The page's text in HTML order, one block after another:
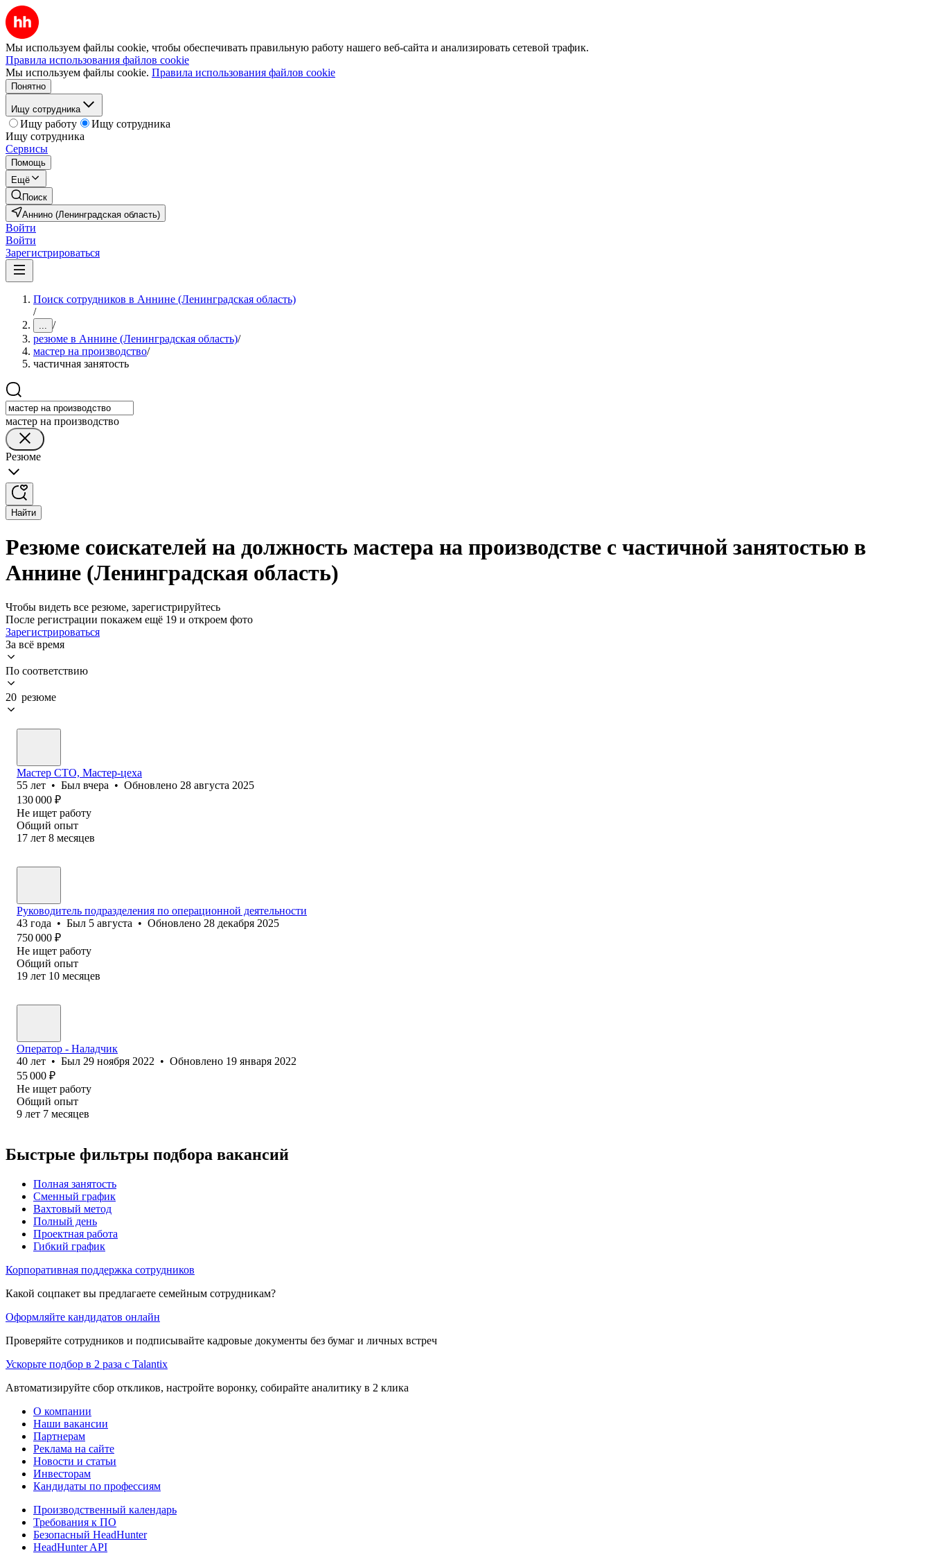
Мы используем файлы cookie, чтобы обеспечивать правильную работу нашего веб-сайта и анализировать сетевой трафик.
Правила использования файлов cookie
Мы используем файлы cookie. Правила использования файлов cookie
Понятно
Ищу сотрудника
Ищу работу
Ищу сотрудника
Ищу сотрудника
Сервисы
Помощь
Ещё
Поиск
Аннино (Ленинградская область)
Войти
Войти
Зарегистрироваться
Поиск сотрудников в Аннине (Ленинградская область)
/
... /
резюме в Аннине (Ленинградская область)/
мастер на производство/
частичная занятость
мастер на производство
Резюме
Найти
Резюме соискателей на должность мастера на производстве с частичной занятостью в
Аннине (Ленинградская область)
Чтобы видеть все резюме, зарегистрируйтесь
После регистрации покажем ещё 19 и откроем фото
Зарегистрироваться
За всё время
По соответствию
20 резюме
Мастер СТО, Мастер-цеха
55 лет • Был вчера • Обновлено 28 августа 2025
130 000 ₽
Не ищет работу
Общий опыт
17 лет 8 месяцев
Руководитель подразделения по операционной деятельности
43 года • Был 5 августа • Обновлено 28 декабря 2025
750 000 ₽
Не ищет работу
Общий опыт
19 лет 10 месяцев
Оператор - Наладчик
40 лет • Был 29 ноября 2022 • Обновлено 19 января 2022
55 000 ₽
Не ищет работу
Общий опыт
9 лет 7 месяцев
Быстрые фильтры подбора вакансий
Полная занятость
Сменный график
Вахтовый метод
Полный день
Проектная работа
Гибкий график
Корпоративная поддержка сотрудников
Какой соцпакет вы предлагаете семейным сотрудникам?
Оформляйте кандидатов онлайн
Проверяйте сотрудников и подписывайте кадровые документы без бумаг и личных встреч
Ускорьте подбор в 2 раза с Talantix
Автоматизируйте сбор откликов, настройте воронку, собирайте аналитику в 2 клика
О компании
Наши вакансии
Партнерам
Реклама на сайте
Новости и статьи
Инвесторам
Кандидаты по профессиям
Производственный календарь
Требования к ПО
Безопасный HeadHunter
HeadHunter API